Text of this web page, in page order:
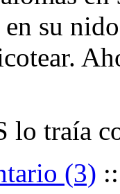
su
lo traía
(3)